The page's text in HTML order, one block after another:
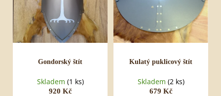
o
d
k
Gondorský štít
Skladem (1 ks)
920 Kč
Kulatý puklicový štít
Skladem (2 ks)
679 Kč